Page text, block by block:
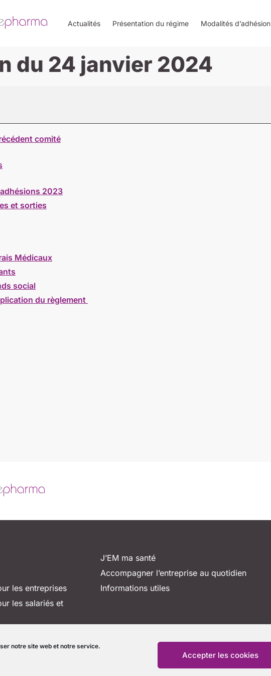
notre site web et notre service.
Accepter les cookies
Actualités Présentation du régime Modalités d’adhésion
du 24 janvier 2024
comité
2023
et sorties
Médicaux
social
du règlement
les entreprises
les salariés et
J’EM ma santé
Accompagner l’entreprise au quotidien
Informations utiles